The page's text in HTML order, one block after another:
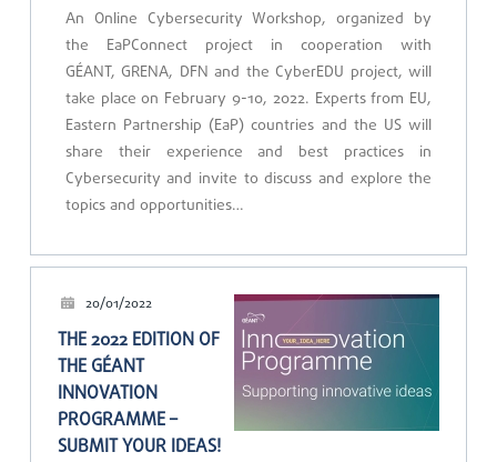
An Online Cybersecurity Workshop, organized by
the EaPConnect project in cooperation with
GÉANT, GRENA, DFN and the CyberEDU project, will
take place on February 9-10, 2022. Experts from EU,
Eastern Partnership (EaP) countries and the US will
share their experience and best practices in
Cybersecurity and invite to discuss and explore the
topics and opportunities…
20/01/2022
THE 2022 EDITION OF
THE GÉANT
INNOVATION
PROGRAMME –
SUBMIT YOUR IDEAS!